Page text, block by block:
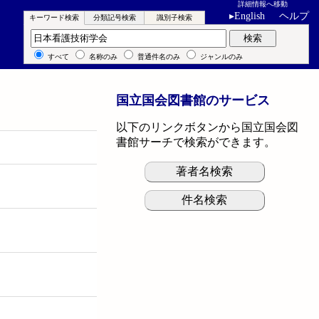
詳細情報へ移動
▸English ヘルプ
キーワード検索 分類記号検索 識別子検索
キーワード検索 検索
すべて 名称のみ 普通件名のみ ジャンルのみ
国立国会図書館のサービス
以下のリンクボタンから国立国会図
書館サーチで検索ができます。
著者名検索
件名検索